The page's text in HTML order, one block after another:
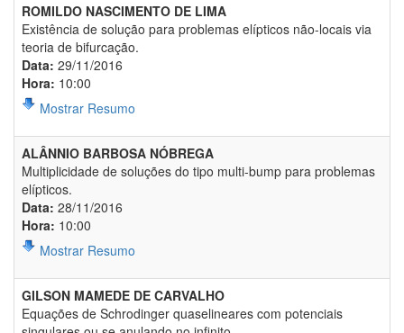
ROMILDO NASCIMENTO DE LIMA
Existência de solução para problemas elípticos não-locais via
teoria de bifurcação.
Data: 29/11/2016
Hora: 10:00
Mostrar Resumo
ALÂNNIO BARBOSA NÓBREGA
Multiplicidade de soluções do tipo multi-bump para problemas
elípticos.
Data: 28/11/2016
Hora: 10:00
Mostrar Resumo
GILSON MAMEDE DE CARVALHO
Equações de Schrodinger quaselineares com potenciais